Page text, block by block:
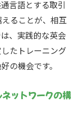
言語とする取引
ることが、相互
、実践的な英会
たトレーニング
の機会です。
ットワークの構